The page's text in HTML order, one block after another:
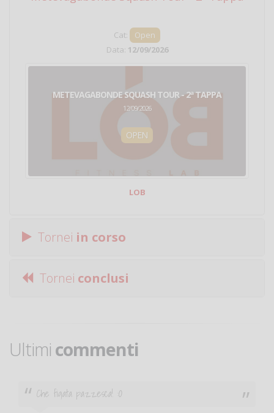
Cat:
Open
Data: 12/09/2026
METEVAGABONDE SQUASH TOUR - 2ª TAPPA
12/09/2026
OPEN
LOB
Tornei in corso
Tornei conclusi
Ultimi commenti
Ciao. Sono a Treviglio da poco e vorrei tornare a
giocare. Se sei in zona e puoi giocare fammi sapere.